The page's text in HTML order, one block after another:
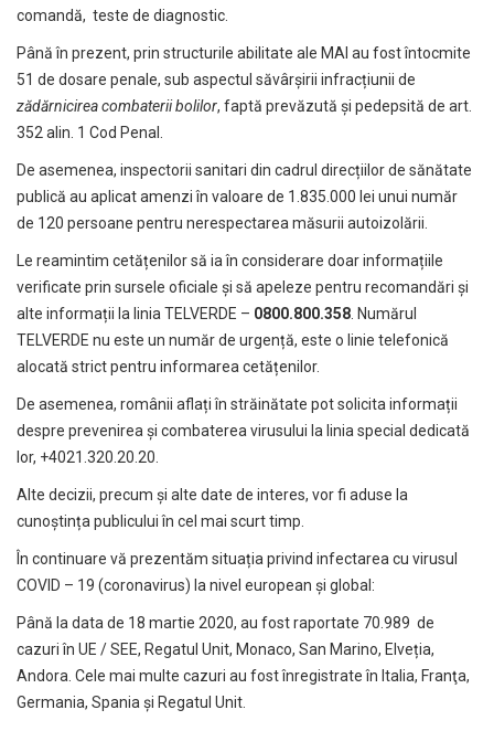
comandă, teste de diagnostic.
Până în prezent, prin structurile abilitate ale MAI au fost întocmite
51 de dosare penale, sub aspectul săvârșirii infracțiunii de
zădărnicirea combaterii bolilor, faptă prevăzută şi pedepsită de art.
352 alin. 1 Cod Penal.
De asemenea, inspectorii sanitari din cadrul direcțiilor de sănătate
publică au aplicat amenzi în valoare de 1.835.000 lei unui număr
de 120 persoane pentru nerespectarea măsurii autoizolării.
Le reamintim cetățenilor să ia în considerare doar informațiile
verificate prin sursele oficiale și să apeleze pentru recomandări și
alte informații la linia TELVERDE – 0800.800.358. Numărul
TELVERDE nu este un număr de urgență, este o linie telefonică
alocată strict pentru informarea cetățenilor.
De asemenea, românii aflați în străinătate pot solicita informații
despre prevenirea și combaterea virusului la linia special dedicată
lor, +4021.320.20.20.
Alte decizii, precum și alte date de interes, vor fi aduse la
cunoștința publicului în cel mai scurt timp.
În continuare vă prezentăm situația privind infectarea cu virusul
COVID – 19 (coronavirus) la nivel european și global:
Până la data de 18 martie 2020, au fost raportate 70.989 de
cazuri în UE / SEE, Regatul Unit, Monaco, San Marino, Elveția,
Andora. Cele mai multe cazuri au fost înregistrate în Italia, Franţa,
Germania, Spania și Regatul Unit.